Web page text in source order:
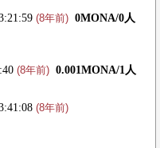
(8年前) 0MONA/0人
(8年前) 0.001MONA/1人
(8年前)